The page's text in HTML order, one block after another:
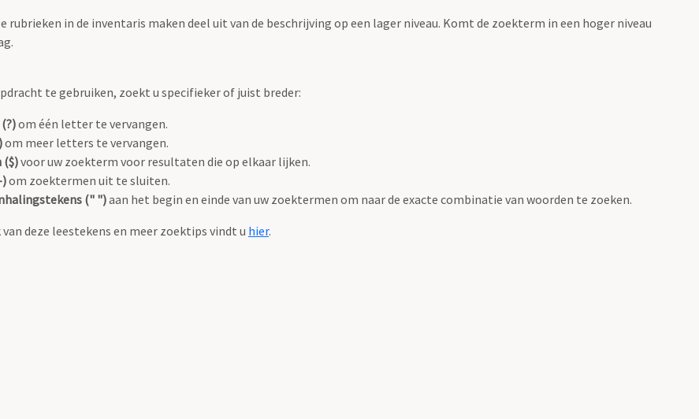
in de inventaris maken deel uit van de beschrijving op een lager niveau. Komt de zoekterm in een hoger niveau
te gebruiken, zoekt u specifieker of juist breder:
om één letter te vervangen.
om meer letters te vervangen.
($)voor uw zoekterm voor resultaten die op elkaar lijken.
om zoektermen uit te sluiten.
(" ")aan het begin en einde van uw zoektermen om naar de exacte combinatie van woorden te zoeken.
deze leestekens en meer zoektips vindt u hier.